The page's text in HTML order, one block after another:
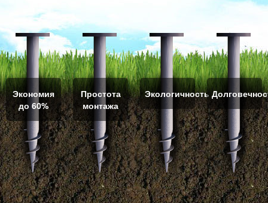
Экономия
до 60%
Простота
монтажа
Экологичность